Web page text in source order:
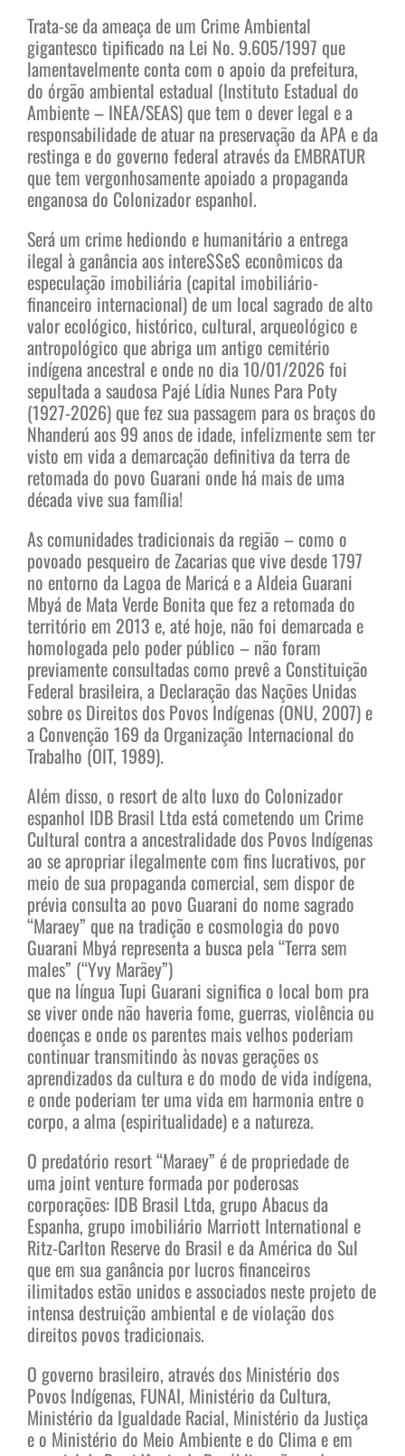
Trata-se da ameaça de um Crime Ambiental
gigantesco tipificado na Lei No. 9.605/1997 que
lamentavelmente conta com o apoio da prefeitura,
do órgão ambiental estadual (Instituto Estadual do
Ambiente – INEA/SEAS) que tem o dever legal e a
responsabilidade de atuar na preservação da APA e da
restinga e do governo federal através da EMBRATUR
que tem vergonhosamente apoiado a propaganda
enganosa do Colonizador espanhol.
Será um crime hediondo e humanitário a entrega
ilegal à ganância aos intere$$e$ econômicos da
especulação imobiliária (capital imobiliário-
financeiro internacional) de um local sagrado de alto
valor ecológico, histórico, cultural, arqueológico e
antropológico que abriga um antigo cemitério
indígena ancestral e onde no dia 10/01/2026 foi
sepultada a saudosa Pajé Lídia Nunes Para Poty
(1927-2026) que fez sua passagem para os braços do
Nhanderú aos 99 anos de idade, infelizmente sem ter
visto em vida a demarcação definitiva da terra de
retomada do povo Guarani onde há mais de uma
década vive sua família!
As comunidades tradicionais da região – como o
povoado pesqueiro de Zacarias que vive desde 1797
no entorno da Lagoa de Maricá e a Aldeia Guarani
Mbyá de Mata Verde Bonita que fez a retomada do
território em 2013 e, até hoje, não foi demarcada e
homologada pelo poder público – não foram
previamente consultadas como prevê a Constituição
Federal brasileira, a Declaração das Nações Unidas
sobre os Direitos dos Povos Indígenas (ONU, 2007) e
a Convenção 169 da Organização Internacional do
Trabalho (OIT, 1989).
Além disso, o resort de alto luxo do Colonizador
espanhol IDB Brasil Ltda está cometendo um Crime
Cultural contra a ancestralidade dos Povos Indígenas
ao se apropriar ilegalmente com fins lucrativos, por
meio de sua propaganda comercial, sem dispor de
prévia consulta ao povo Guarani do nome sagrado
“Maraey” que na tradição e cosmologia do povo
Guarani Mbyá representa a busca pela “Terra sem
males” (“Yvy Marãey”)
que na língua Tupi Guarani significa o local bom pra
se viver onde não haveria fome, guerras, violência ou
doenças e onde os parentes mais velhos poderiam
continuar transmitindo às novas gerações os
aprendizados da cultura e do modo de vida indígena,
e onde poderiam ter uma vida em harmonia entre o
corpo, a alma (espiritualidade) e a natureza.
O predatório resort “Maraey” é de propriedade de
uma joint venture formada por poderosas
corporações: IDB Brasil Ltda, grupo Abacus da
Espanha, grupo imobiliário Marriott International e
Ritz-Carlton Reserve do Brasil e da América do Sul
que em sua ganância por lucros financeiros
ilimitados estão unidos e associados neste projeto de
intensa destruição ambiental e de violação dos
direitos povos tradicionais.
O governo brasileiro, através dos Ministério dos
Povos Indígenas, FUNAI, Ministério da Cultura,
Ministério da Igualdade Racial, Ministério da Justiça
e o Ministério do Meio Ambiente e do Clima e em